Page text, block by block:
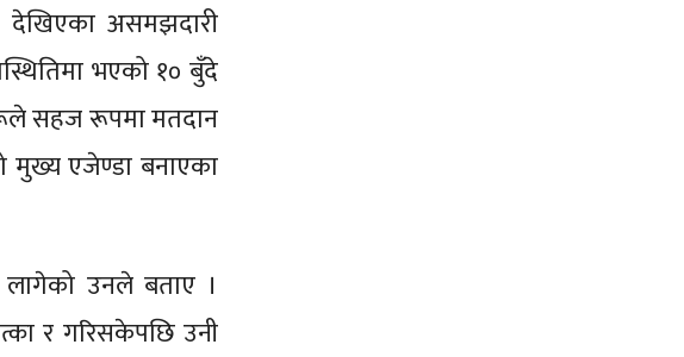
देखिएका असमझदारी
भएको १० बुँदे
सहज रूपमा मतदान
मुख्य एजेण्डा बनाएका
लागेको उनले बताए ।
र गरिसकेपछि उनी